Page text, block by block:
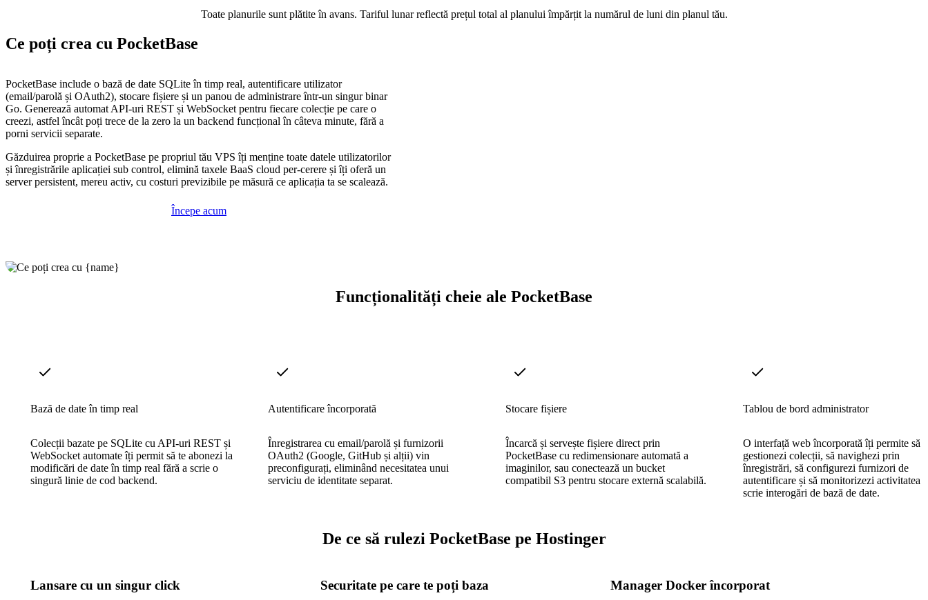
Toate planurile sunt plătite în avans. Tariful lunar reflectă prețul total al planului împărțit la numărul de luni din planul tău.
Ce poți crea cu PocketBase
PocketBase include o bază de date SQLite în timp real, autentificare utilizator
(email/parolă și OAuth2), stocare fișiere și un panou de administrare într-un singur binar
Go. Generează automat API-uri REST și WebSocket pentru fiecare colecție pe care o
creezi, astfel încât poți trece de la zero la un backend funcțional în câteva minute, fără a
porni servicii separate.
Găzduirea proprie a PocketBase pe propriul tău VPS îți menține toate datele utilizatorilor
și înregistrările aplicației sub control, elimină taxele BaaS cloud per-cerere și îți oferă un
server persistent, mereu activ, cu costuri previzibile pe măsură ce aplicația ta se scalează.
Începe acum
Funcționalități cheie ale PocketBase
Bază de date în timp real
Colecții bazate pe SQLite cu API-uri REST și
WebSocket automate îți permit să te abonezi la
modificări de date în timp real fără a scrie o
singură linie de cod backend.
Autentificare încorporată
Înregistrarea cu email/parolă și furnizorii
OAuth2 (Google, GitHub și alții) vin
preconfigurați, eliminând necesitatea unui
serviciu de identitate separat.
Stocare fișiere
Încarcă și servește fișiere direct prin
PocketBase cu redimensionare automată a
imaginilor, sau conectează un bucket
compatibil S3 pentru stocare externă scalabilă.
Tablou de bord administrator
O interfață web încorporată îți permite să
gestionezi colecții, să navighezi prin
înregistrări, să configurezi furnizori de
autentificare și să monitorizezi activitatea
scrie interogări de bază de date.
De ce să rulezi PocketBase pe Hostinger
Lansare cu un singur click Securitate pe care te poți baza Manager Docker încorporat